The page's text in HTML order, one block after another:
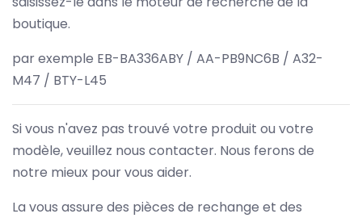
boutique.
par exemple EB-BA336ABY / AA-PB9NC6B / A32-
M47 / BTY-L45
Si vous n'avez pas trouvé votre produit ou votre
modèle, veuillez nous contacter. Nous ferons de
notre mieux pour vous aider.
La vous assure des pièces de rechange et des